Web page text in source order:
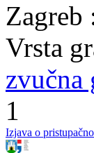
Zagreb
Vrsta
zvučna
1
Izjava o